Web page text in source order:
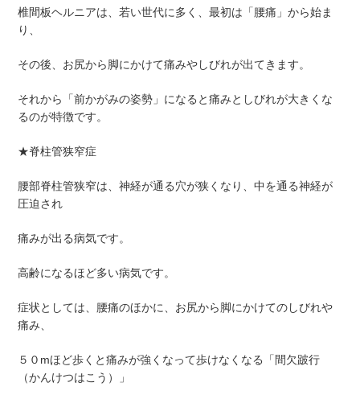
椎間板ヘルニアは、若い世代に多く、最初は「腰痛」から始ま
り、
その後、お尻から脚にかけて痛みやしびれが出てきます。
それから「前かがみの姿勢」になると痛みとしびれが大きくな
るのが特徴です。
★脊柱管狭窄症
腰部脊柱管狭窄は、神経が通る穴が狭くなり、中を通る神経が
圧迫され
痛みが出る病気です。
高齢になるほど多い病気です。
症状としては、腰痛のほかに、お尻から脚にかけてのしびれや
痛み、
５０mほど歩くと痛みが強くなって歩けなくなる「間欠跛行
（かんけつはこう）」